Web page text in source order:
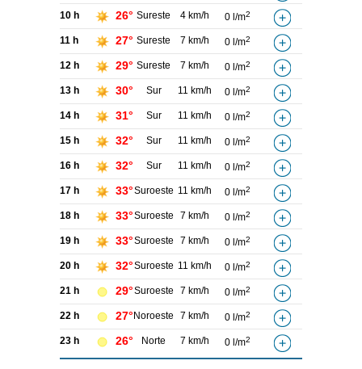
10 h 26° Sureste 4 km/h 0 l/m2
11 h 27° Sureste 7 km/h 0 l/m2
12 h 29° Sureste 7 km/h 0 l/m2
13 h 30° Sur 11 km/h 0 l/m2
14 h 31° Sur 11 km/h 0 l/m2
15 h 32° Sur 11 km/h 0 l/m2
16 h 32° Sur 11 km/h 0 l/m2
17 h 33°Suroeste 11 km/h 0 l/m2
18 h 33°Suroeste 7 km/h 0 l/m2
19 h 33°Suroeste 7 km/h 0 l/m2
20 h 32°Suroeste 11 km/h 0 l/m2
21 h 29°Suroeste 7 km/h 0 l/m2
22 h 27° Noroeste 7 km/h 0 l/m2
23 h 26° Norte 7 km/h 0 l/m2